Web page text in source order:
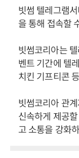
빗썸 텔레그램
을 통해 접속할
빗썸코리아는
벤트 기간에 텔
치킨 기프티콘
빗썸코리아 관
신속하게 제공
고 소통을 강화